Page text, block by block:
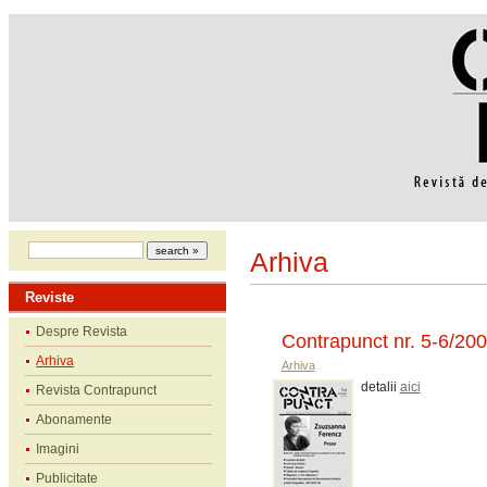
Reviste
Despre Revista
Arhiva
Revista Contrapunct
Abonamente
Imagini
Publicitate
Arhiva
Contrapunct nr. 5-6/
Arhiva
detalii aici